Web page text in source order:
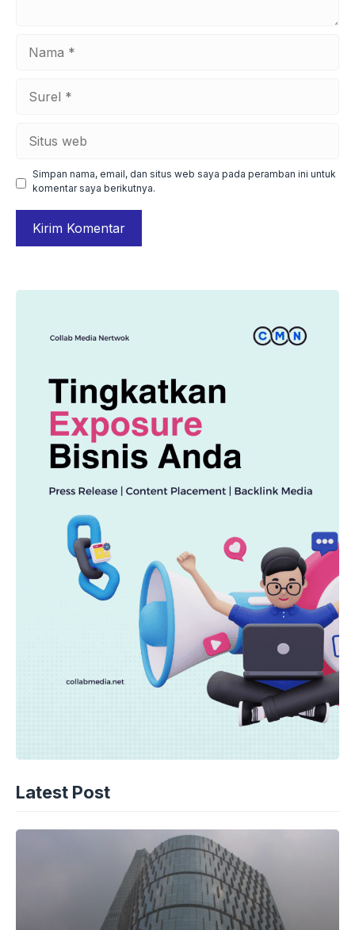
web
Simpan nama, email, dan situs web saya pada peramban ini untuk
komentar saya berikutnya.
Latest Post